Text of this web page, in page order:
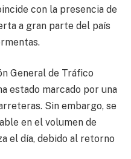
con la presencia de
a gran parte del país
General de Tráfico
estado marcado por una
Sin embargo, se
en el volumen de
el día, debido al retorno